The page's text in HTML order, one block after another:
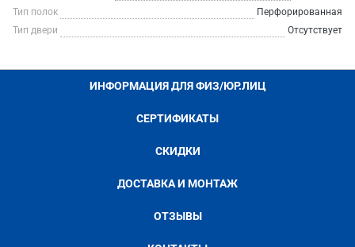
Тип полок
Перфорированная
Тип двери
Отсутствует
ИНФОРМАЦИЯ ДЛЯ ФИЗ/ЮР.ЛИЦ
СЕРТИФИКАТЫ
СКИДКИ
ДОСТАВКА И МОНТАЖ
ОТЗЫВЫ